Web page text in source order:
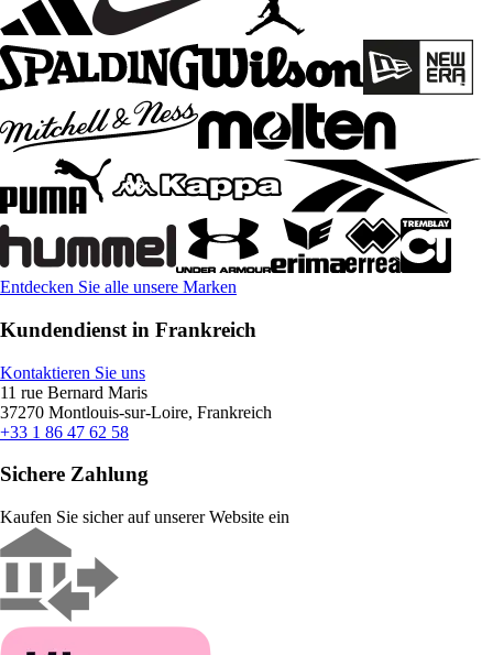
Entdecken Sie alle unsere Marken
Kundendienst in Frankreich
Kontaktieren Sie uns
11 rue Bernard Maris
37270 Montlouis-sur-Loire, Frankreich
+33 1 86 47 62 58
Sichere Zahlung
Kaufen Sie sicher auf unserer Website ein